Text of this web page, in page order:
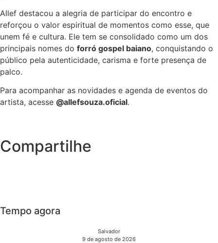
Allef destacou a alegria de participar do encontro e
reforçou o valor espiritual de momentos como esse, que
unem fé e cultura. Ele tem se consolidado como um dos
principais nomes do forró gospel baiano, conquistando o
público pela autenticidade, carisma e forte presença de
palco.
Para acompanhar as novidades e agenda de eventos do
artista, acesse @allefsouza.oficial.
Compartilhe
Tempo agora
Salvador
9 de agosto de 2026